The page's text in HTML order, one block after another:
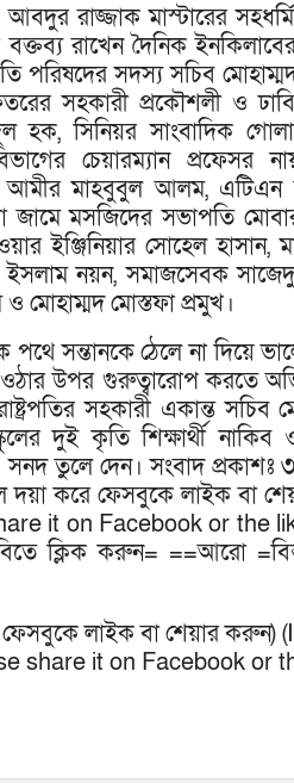
রাজ্জাক মাস্টারের
রাখেন দৈনিক
পরিষদের সদস্য সচিব
সহকারী প্রকৌশলী ও
হক, সিনিয়র সাংবাদিক
চেয়ারম্যান প্রফেসর
আমীর মাহবুবুল আলম, এটিএন
জামে মসজিদের সভাপতি
সোহেল হাসান,
ইসলাম নয়ন, সমাজসেবক
মোস্তফা প্রমুখ।
পথে সন্তানকে ঠেলে না দিয়ে
উপর গুরুত্বারোপ করতে
সহকারী একান্ত সচিব
দুই কৃতি শিক্ষার্থী
ও সনদ তুলে দেন। সংবাদ
দয়া করে ফেসবুকে লাইক বা
it on Facebook or the
ক্লিক করুন= ==আরো
ফেসবুকে লাইক বা শেয়ার
share it on Facebook or